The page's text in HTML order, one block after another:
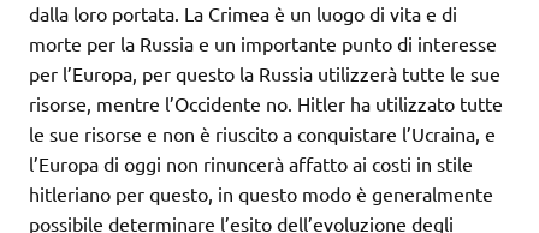
dalla loro portata. La Crimea è un luogo di vita e di
morte per la Russia e un importante punto di interesse
per l’Europa, per questo la Russia utilizzerà tutte le sue
risorse, mentre l’Occidente no. Hitler ha utilizzato tutte
le sue risorse e non è riuscito a conquistare l’Ucraina, e
l’Europa di oggi non rinuncerà affatto ai costi in stile
hitleriano per questo, in questo modo è generalmente
possibile determinare l’esito dell’evoluzione degli